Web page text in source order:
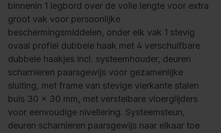
binnenin 1 legbord over de volle lengte voor extra
groot vak voor persoonlijke
beschermingsmiddelen, onder elk vak 1 stevig
ovaal profiel dubbele haak met 4 verschuifbare
dubbele haakjes incl. systeemhouder, deuren
scharnieren paarsgewijs voor gezamenlijke
sluiting, met frame van stevige vierkante stalen
buis 30 x 30 mm, met verstelbare vloerglijders
voor eenvoudige nivellering. Systeemsteun,
deuren scharnieren paarsgewijs naar elkaar toe